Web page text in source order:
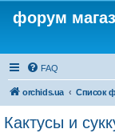
форум
FAQ
orchids.ua
Кактусы и